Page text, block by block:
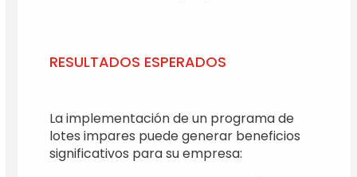
RESULTADOS ESPERADOS
La implementación de un programa de
lotes impares puede generar beneficios
significativos para su empresa: